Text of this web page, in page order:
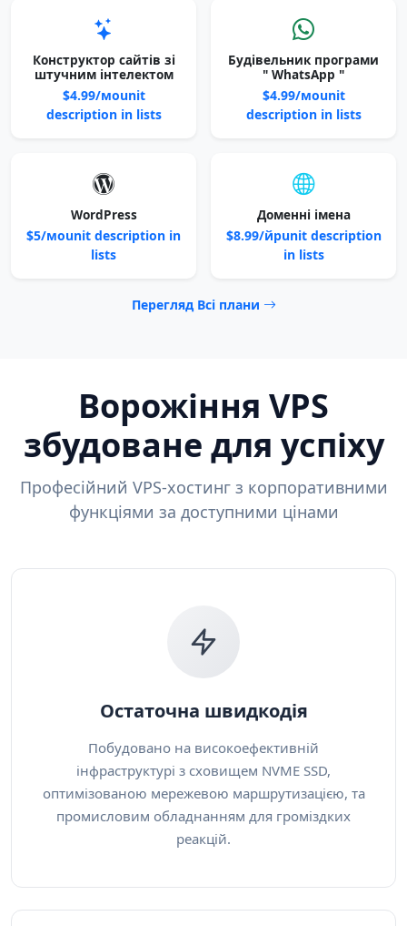
Конструктор сайтів зі
штучним інтелектом
$4.99/моunit
description in lists
Будівельник програми
" WhatsApp "
$4.99/моunit
description in lists
WordPress
$5/моunit description in
lists
Доменні імена
$8.99/йрunit description
in lists
Перегляд Всі плани
Ворожіння VPS
збудоване для успіху
Професійний VPS-хостинг з корпоративними
функціями за доступними цінами
Остаточна швидкодія
Побудовано на високоефективній
інфраструктурі з сховищем NVME SSD,
оптимізованою мережевою маршрутизацією, та
промисловим обладнанням для громіздких
реакцій.